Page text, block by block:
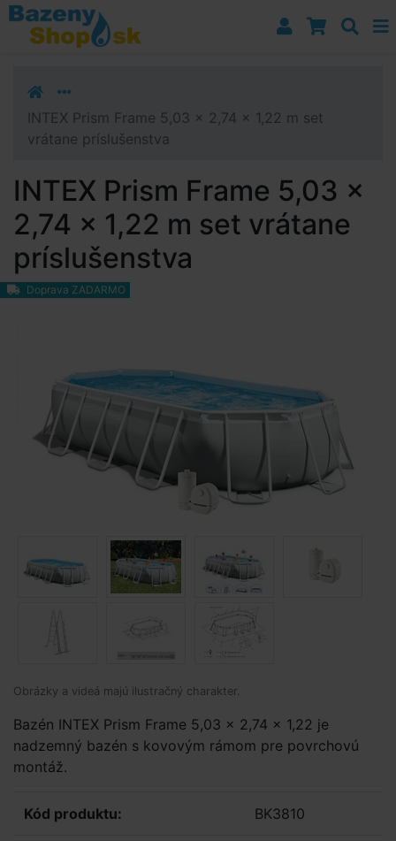
Prejsť k navigácii
Prejsť na obsah
Prejsť k bočnému stĺpci
INTEX Prism Frame 5,03 x 2,74 x 1,22 m set
vrátane príslušenstva
INTEX Prism Frame 5,03 x
2,74 x 1,22 m set vrátane
príslušenstva
Doprava ZADARMO
Obrázky a videá majú ilustračný charakter.
Bazén INTEX Prism Frame 5,03 x 2,74 x 1,22 je
nadzemný bazén s kovovým rámom pre povrchovú
montáž.
Kód produktu: BK3810